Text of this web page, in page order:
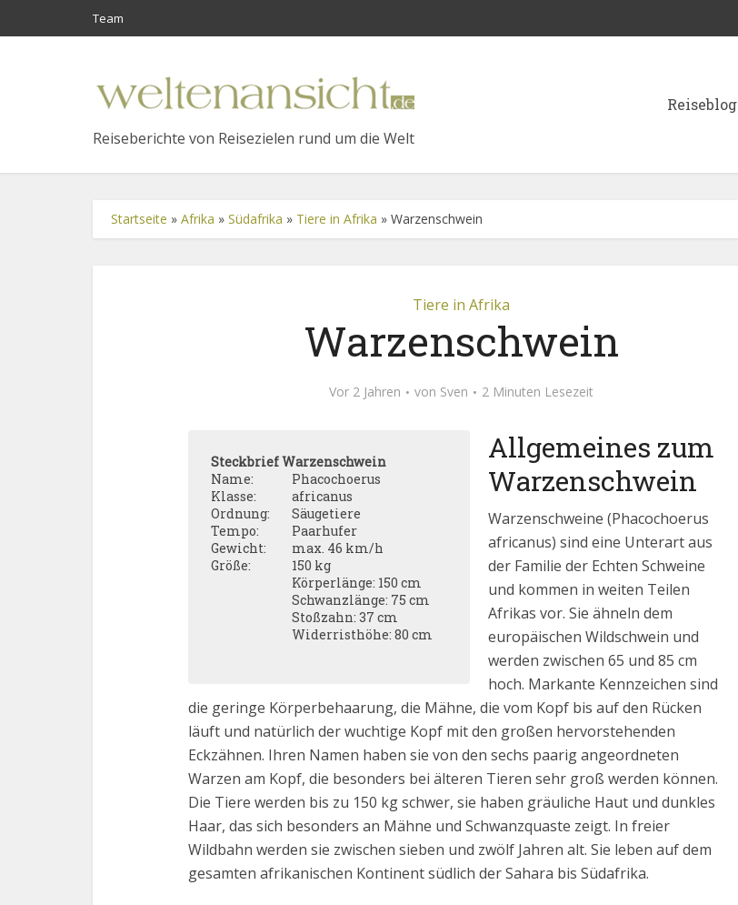
Team
Reiseberichte von Reisezielen rund um die Welt
Reiseblog
Startseite » Afrika » Südafrika » Tiere in Afrika » Warzenschwein
Tiere in Afrika
Warzenschwein
Vor 2 Jahren von Sven 2 Minuten Lesezeit
Steckbrief Warzenschwein
Name:
Klasse:
Ordnung:
Tempo:
Gewicht:
Größe:
Phacochoerus
africanus
Säugetiere
Paarhufer
max. 46 km/h
150 kg
Körperlänge: 150 cm
Schwanzlänge: 75 cm
Stoßzahn: 37 cm
Widerristhöhe: 80 cm
Allgemeines zum
Warzenschwein
Warzenschweine (Phacochoerus
africanus) sind eine Unterart aus
der Familie der Echten Schweine
und kommen in weiten Teilen
Afrikas vor. Sie ähneln dem
europäischen Wildschwein und
werden zwischen 65 und 85 cm
hoch. Markante Kennzeichen sind
die geringe Körperbehaarung, die Mähne, die vom Kopf bis auf den Rücken
läuft und natürlich der wuchtige Kopf mit den großen hervorstehenden
Eckzähnen. Ihren Namen haben sie von den sechs paarig angeordneten
Warzen am Kopf, die besonders bei älteren Tieren sehr groß werden können.
Die Tiere werden bis zu 150 kg schwer, sie haben gräuliche Haut und dunkles
Haar, das sich besonders an Mähne und Schwanzquaste zeigt. In freier
Wildbahn werden sie zwischen sieben und zwölf Jahren alt. Sie leben auf dem
gesamten afrikanischen Kontinent südlich der Sahara bis Südafrika.